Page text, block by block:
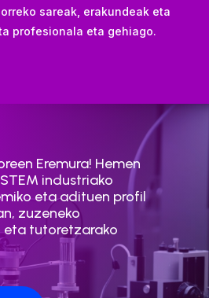
sareak, erakundeak eta
profesionala eta gehiago.
Eremura! Hemen
industriako
eta adituen profil
zuzeneko
eta tutoretzarako